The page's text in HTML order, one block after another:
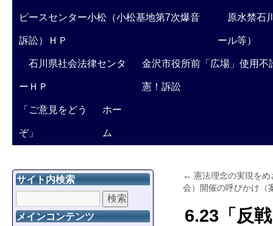
ピースセンター小松（小松基地第7次爆音
訴訟）ＨＰ
原水禁石
ール等）
石川県社会法律センタ
ーＨＰ
金沢市役所前「広場」使用不
憲！訴訟
「ご意見をどう
ぞ」
ホー
ム
← 憲法理念の実現を
会）開催の呼びかけ（
6.23「反
サイト内検索
メインコンテンツ